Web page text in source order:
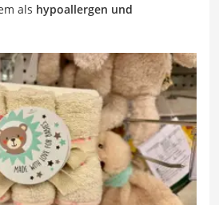
als hypoallergen und